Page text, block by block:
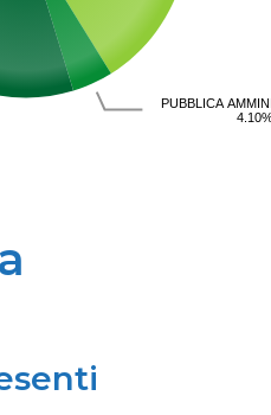
PUBBLICA